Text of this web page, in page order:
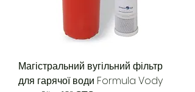
Магістральний вугільний фільтр
для гарячої води Formula Vody